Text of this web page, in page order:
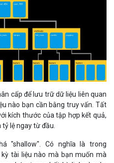
nào bạn cần bằng truy vấn. Tất
kích thước của tập hợp kết quả,
lệ ngay từ đầu.
tài liệu nào mà bạn muốn mà
chứa trong bất kỳ linked sub-